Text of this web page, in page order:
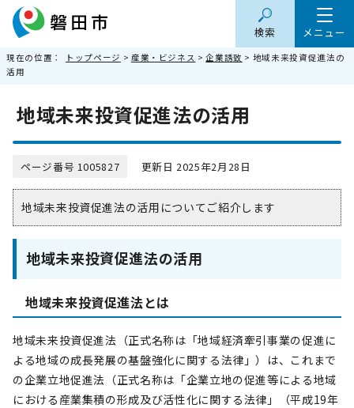
メニュー
検索
現在の位置： トップページ > 産業・ビジネス >企業誘致 > 地域未来投資促進法の
活用
地域未来投資促進法の活用
ページ番号 1005827 更新日 2025年2月28日
地域未来投資促進法の活用についてご紹介します
地域未来投資促進法の活用
地域未来投資促進法とは
地域未来投資促進法（正式名称は「地域経済牽引事業の促進に
よる地域の成長発展の基盤強化に関する法律」）は、これまで
の企業立地促進法（正式名称は「企業立地の促進等による地域
における産業集積の形成及び活性化に関する法律」（平成19年